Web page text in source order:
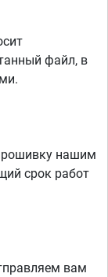
файл, в
нашим
срок работ
вам